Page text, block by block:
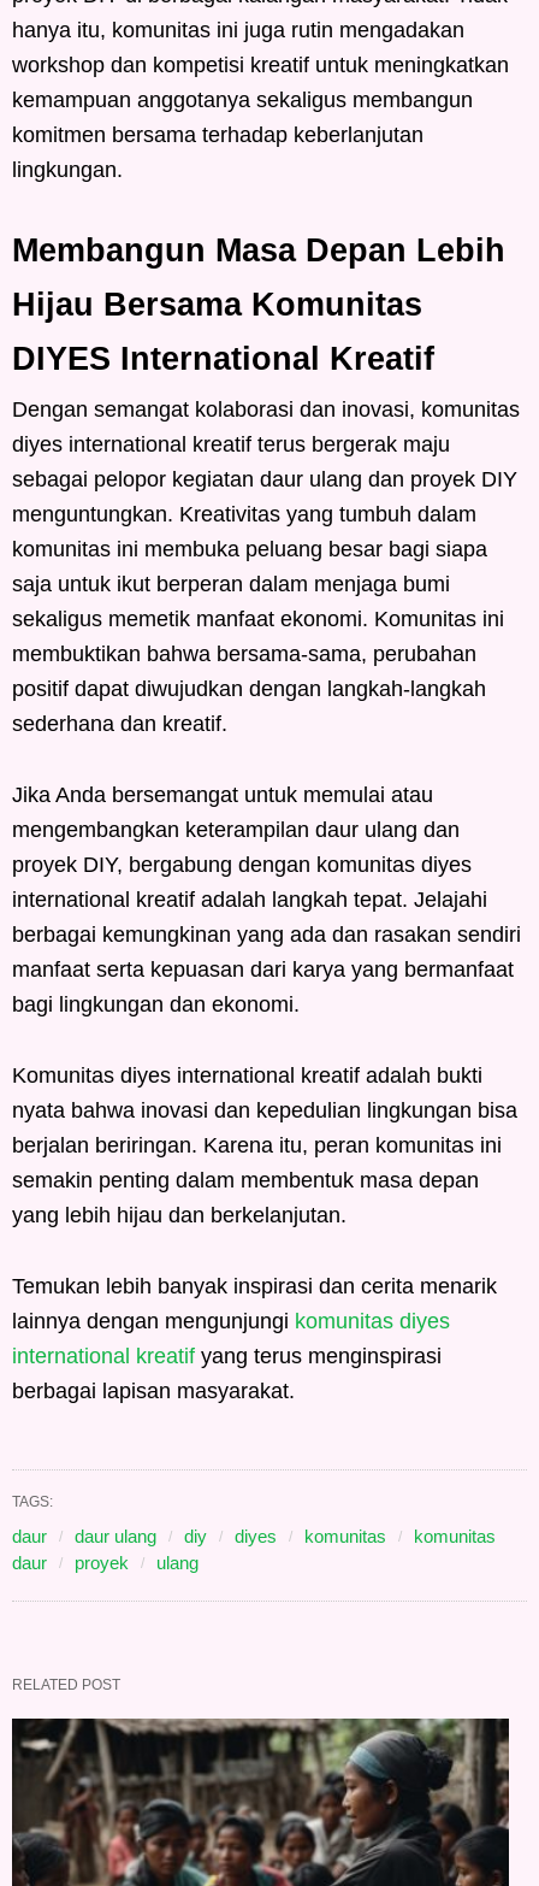
hanya itu, komunitas ini juga rutin mengadakan
workshop dan kompetisi kreatif untuk meningkatkan
kemampuan anggotanya sekaligus membangun
komitmen bersama terhadap keberlanjutan
lingkungan.
Membangun Masa Depan Lebih
Hijau Bersama Komunitas
DIYES International Kreatif
Dengan semangat kolaborasi dan inovasi, komunitas
diyes international kreatif terus bergerak maju
sebagai pelopor kegiatan daur ulang dan proyek DIY
menguntungkan. Kreativitas yang tumbuh dalam
komunitas ini membuka peluang besar bagi siapa
saja untuk ikut berperan dalam menjaga bumi
sekaligus memetik manfaat ekonomi. Komunitas ini
membuktikan bahwa bersama-sama, perubahan
positif dapat diwujudkan dengan langkah-langkah
sederhana dan kreatif.
Jika Anda bersemangat untuk memulai atau
mengembangkan keterampilan daur ulang dan
proyek DIY, bergabung dengan komunitas diyes
international kreatif adalah langkah tepat. Jelajahi
berbagai kemungkinan yang ada dan rasakan sendiri
manfaat serta kepuasan dari karya yang bermanfaat
bagi lingkungan dan ekonomi.
Komunitas diyes international kreatif adalah bukti
nyata bahwa inovasi dan kepedulian lingkungan bisa
berjalan beriringan. Karena itu, peran komunitas ini
semakin penting dalam membentuk masa depan
yang lebih hijau dan berkelanjutan.
Temukan lebih banyak inspirasi dan cerita menarik
lainnya dengan mengunjungi komunitas diyes
international kreatif yang terus menginspirasi
berbagai lapisan masyarakat.
TAGS:
daur daur ulang diy diyes komunitas
komunitas
daur
proyek ulang
RELATED POST